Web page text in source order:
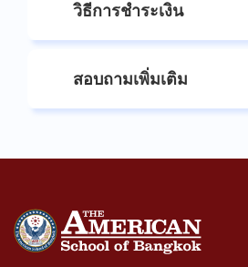
วิธีการชำระเงิน
สอบถามเพิ่มเติม